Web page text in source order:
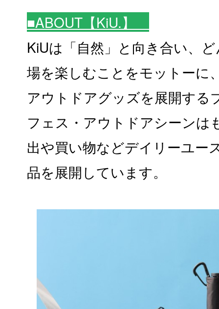
■ABOUT【KiU.】
KiUは「自然」と向き合い、
場を楽しむことをモットーに
アウトドアグッズを展開する
フェス・アウトドアシーンは
出や買い物などデイリーユー
品を展開しています。